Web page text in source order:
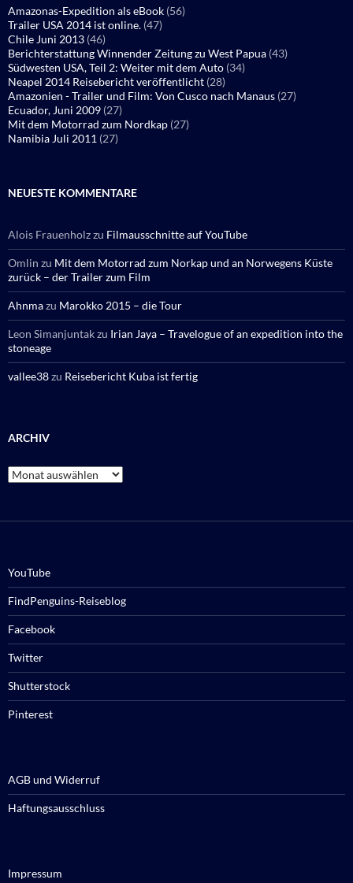
Amazonas-Expedition als eBook (56)
Trailer USA 2014 ist online. (47)
Chile Juni 2013 (46)
Berichterstattung Winnender Zeitung zu West Papua (43)
Südwesten USA, Teil 2: Weiter mit dem Auto (34)
Neapel 2014 Reisebericht veröffentlicht (28)
Amazonien - Trailer und Film: Von Cusco nach Manaus (27)
Ecuador, Juni 2009 (27)
Mit dem Motorrad zum Nordkap (27)
Namibia Juli 2011 (27)
NEUESTE KOMMENTARE
Alois Frauenholzzu Filmausschnitte auf YouTube
Omlin zu Mit dem Motorrad zum Norkap und an Norwegens Küste
zurück – der Trailer zum Film
Ahnmazu Marokko 2015 – die Tour
Leon Simanjuntakzu Irian Jaya – Travelogue of an expedition into the
stoneage
vallee38zu Reisebericht Kuba ist fertig
ARCHIV
Archiv
YouTube
FindPenguins-Reiseblog
Facebook
Twitter
Shutterstock
Pinterest
AGB und Widerruf
Haftungsausschluss
Impressum